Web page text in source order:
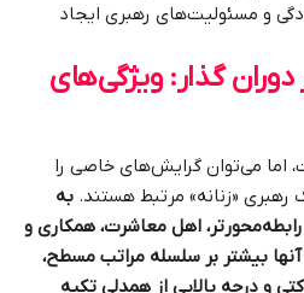
و مسئولیت‌های رهبری ایجاد
گذار: ویژگی‌های
اما می‌توان گرایش‌های خاصی را
«زنانه» مرتبط هستند. به
اهل معاشرت، همکاری و
بیشتر بر سلسله مراتب مسطح،
و درجه بالایی از همدلی تکیه